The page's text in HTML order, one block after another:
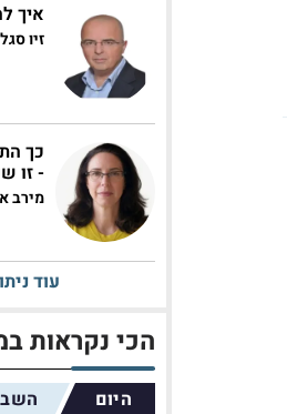
איך
זיו סגל
כך
- זו
מירב
עוד
הכי נקראות
היום